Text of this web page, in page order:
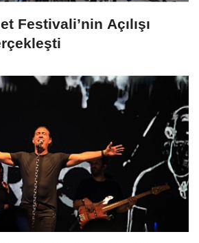
Festivali’nin Açılışı